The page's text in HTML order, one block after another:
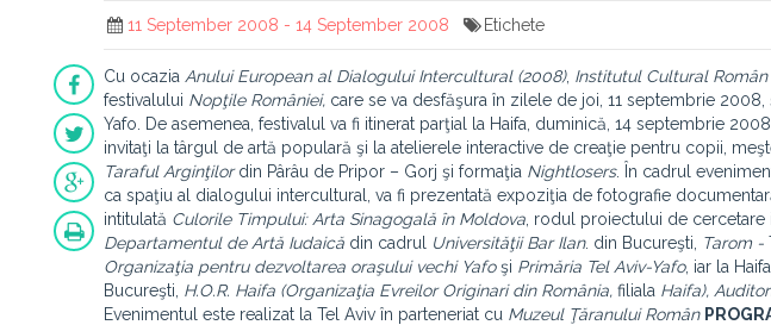
11 September 2008 - 14 September 2008 Etichete
Cu ocazia Anului European al Dialogului Intercultural (2008), Institutul Cultural Român
festivalului Nopţile României, care se va desfăşura în zilele de joi, 11 septembrie
Yafo. De asemenea, festivalul va fi itinerat parţial la Haifa, duminică, 14 septembrie
invitaţi la târgul de artă populară şi la atelierele interactive de creaţie pentru copii,
Taraful Arginţilordin Pârâu de Pripor – Gorj şi formaţia Nightlosers. În cadrul
ca spaţiu al dialogului intercultural, va fi prezentată expoziţia de fotografie
intitulată Culorile Timpului: Arta Sinagogală în Moldova , rodul proiectului de cercetare
Departamentul de Artă Iudaică din cadrul Universităţii Bar Ilan. din Bucureşti, Tarom -
Organizaţia pentru dezvoltarea oraşului vechi Yafoşi Primăria Tel Aviv-Yafo, iar la
Bucureşti, H.O.R. Haifa (Organizaţia Evreilor Originari din România, filiala Haifa),
Evenimentul este realizat la Tel Aviv în parteneriat cu Muzeul Ţăranului Român